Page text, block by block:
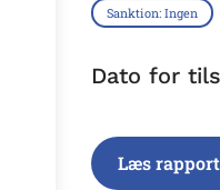
Sanktion: Ingen
Dato for
Læs